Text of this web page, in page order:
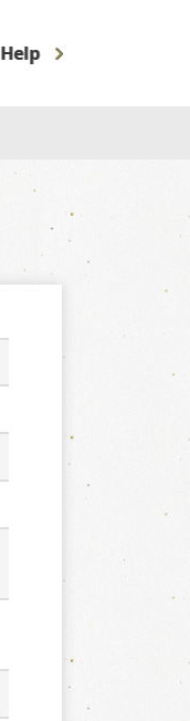
Help